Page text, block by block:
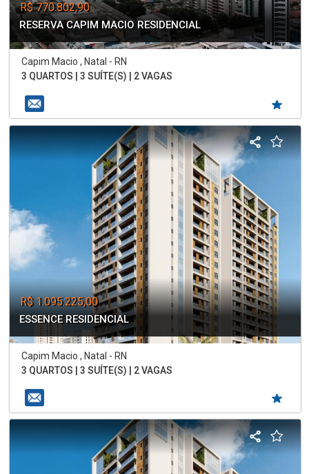
R$ 770.802,90
RESERVA CAPIM MACIO RESIDENCIAL
Capim Macio , Natal - RN
3 QUARTOS | 3 SUÍTE(S) | 2 VAGAS
R$ 1.095.225,00
ESSENCE RESIDENCIAL
Capim Macio , Natal - RN
3 QUARTOS | 3 SUÍTE(S) | 2 VAGAS